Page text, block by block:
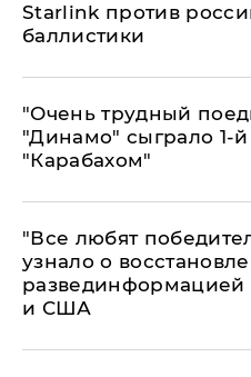
Starlink против
баллистики
"Очень трудный
"Динамо" сыграло 1-й
"Карабахом"
​"Все любят
узнало о
и США